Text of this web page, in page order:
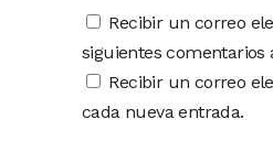
Recibir un correo
siguientes comentarios
Recibir un correo
cada nueva entrada.